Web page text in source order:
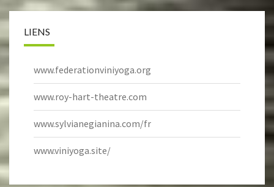
LIENS
www.federationviniyoga.org
www.roy-hart-theatre.com
www.sylvianegianina.com/fr
www.viniyoga.site/